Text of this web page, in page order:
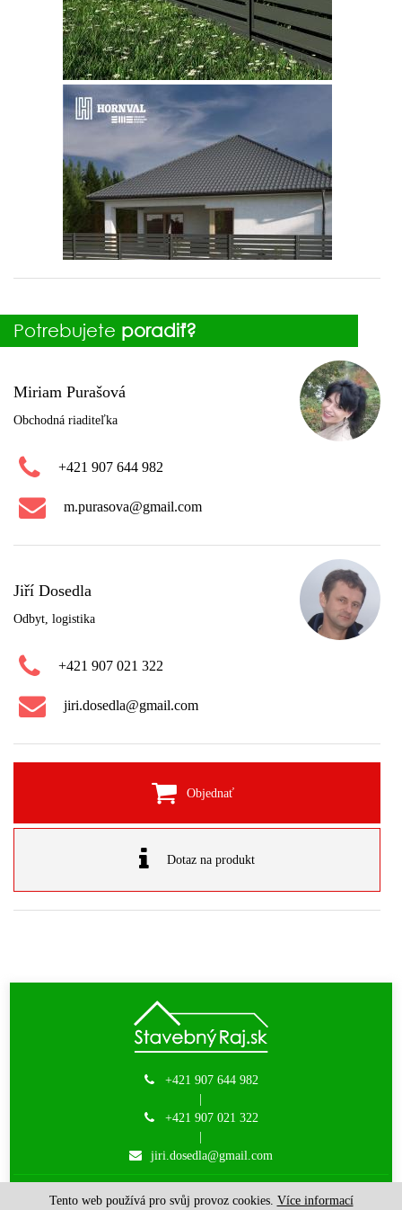
Potrebujete poradiť?
Miriam Purašová
Obchodná riaditeľka
+421 907 644 982
m.purasova@gmail.com
Jiří Dosedla
Odbyt, logistika
+421 907 021 322
jiri.dosedla@gmail.com
Objednať
Dotaz na produkt
+421 907 644 982
+421 907 021 322
jiri.dosedla@gmail.com
JM-DODOS s.r.o. | © 2015 - 2026 | created by Websy
Tento web používá pro svůj provoz cookies. Více informací